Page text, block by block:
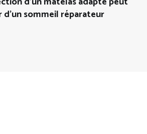
d’un sommeil réparateur